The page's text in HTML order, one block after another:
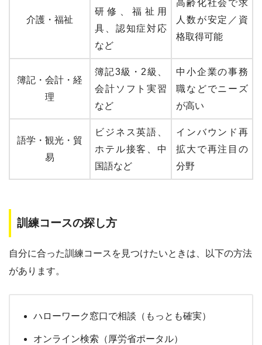
介護・福祉
研修、福祉用
具、認知症対応
など
高齢化社会で求
人数が安定／資
格取得可能
簿記・会計・経
理
簿記3級・2級、
会計ソフト実習
など
中小企業の事務
職などでニーズ
が高い
語学・観光・貿
易
ビジネス英語、
ホテル接客、中
国語など
インバウンド再
拡大で再注目の
分野
訓練コースの探し方
自分に合った訓練コースを見つけたいときは、以下の方法
があります。
ハローワーク窓口で相談（もっとも確実）
オンライン検索（厚労省ポータル）